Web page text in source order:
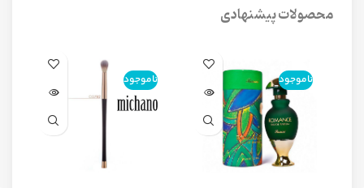
محصولات پیشنهادی
ناموجود ناموجود